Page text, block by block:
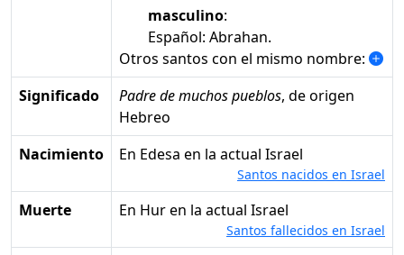
masculino:
Español: Abrahan.
Otros santos con el mismo nombre:
Significado
Padre de muchos pueblos, de origen
Hebreo
Nacimiento
en Edesa en la actual Israel
Santos nacidos en Israel
Muerte en Hur en la actual Israel
Santos fallecidos en Israel